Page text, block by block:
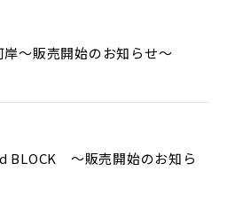
～販売開始のお知らせ～
BLOCK ～販売開始のお知ら